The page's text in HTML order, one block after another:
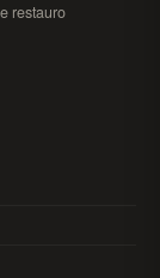
restauro